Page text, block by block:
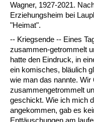
Wagner, 1927-2021.
Erziehungsheim bei
"Heimat".
-- Kriegsende -- Eines
zusammen-getrommelt
hatte den Eindruck, in
ein komisches, bläulich
wie man das nannte.
zusammengetrommelt
geschickt. Wie ich mich
angekommen, gab es